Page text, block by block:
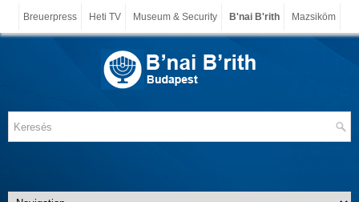
Breuerpress Heti TV Museum & Security B'nai B'rith Mazsiköm